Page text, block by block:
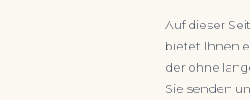
Auf dieser
bietet Ihnen
der ohne
Sie senden